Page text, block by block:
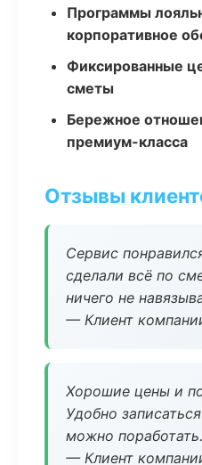
Программы
корпоративное
Фиксированные
сметы
Бережное
премиум-класса
Отзывы
Сервис
сделали всё по
ничего не
— Клиент
Хорошие цены и
Удобно
можно поработать.
— Клиент